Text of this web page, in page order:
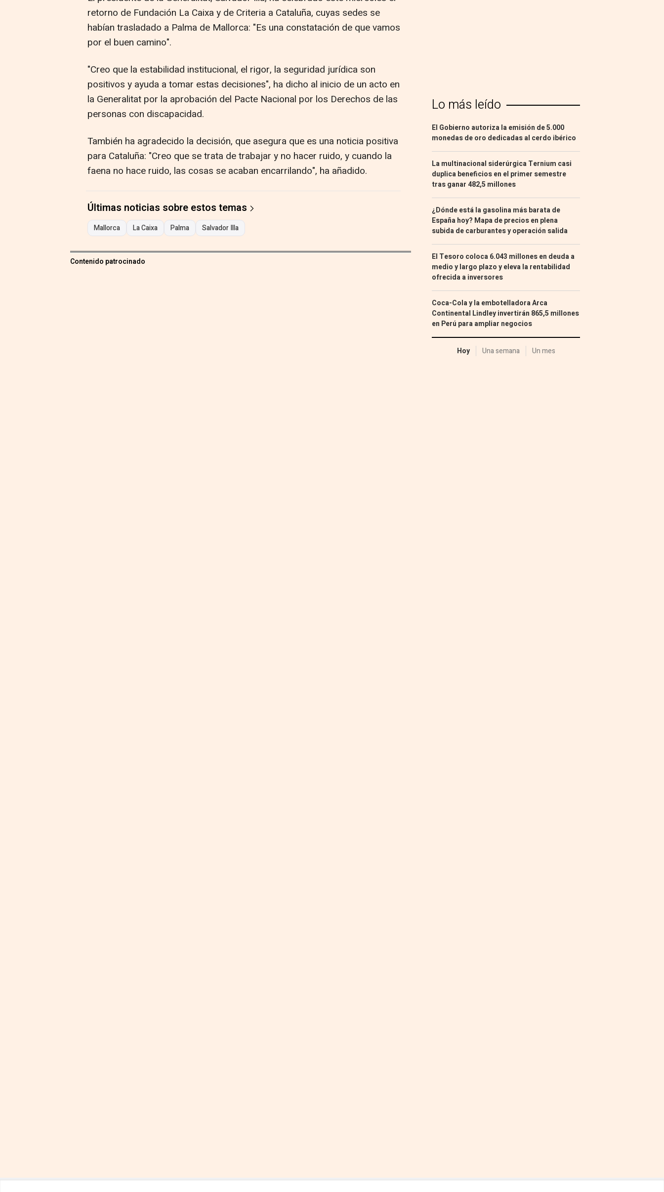
retorno de Fundación La Caixa y de Criteria a Cataluña, cuyas sedes se
habían trasladado a Palma de Mallorca: "Es una constatación de que vamos
por el buen camino".
"Creo que la estabilidad institucional, el rigor, la seguridad jurídica son
positivos y ayuda a tomar estas decisiones", ha dicho al inicio de un acto en
la Generalitat por la aprobación del Pacte Nacional por los Derechos de las
personas con discapacidad.
También ha agradecido la decisión, que asegura que es una noticia positiva
para Cataluña: "Creo que se trata de trabajar y no hacer ruido, y cuando la
faena no hace ruido, las cosas se acaban encarrilando", ha añadido.
Últimas noticias sobre estos temas
Mallorca La Caixa Palma Salvador Illa
Contenido patrocinado
Lo más leído
El Gobierno autoriza la emisión de 5.000
monedas de oro dedicadas al cerdo ibérico
La multinacional siderúrgica Ternium casi
duplica beneficios en el primer semestre
tras ganar 482,5 millones
¿Dónde está la gasolina más barata de
España hoy? Mapa de precios en plena
subida de carburantes y operación salida
El Tesoro coloca 6.043 millones en deuda a
medio y largo plazo y eleva la rentabilidad
ofrecida a inversores
Coca-Cola y la embotelladora Arca
Continental Lindley invertirán 865,5 millones
en Perú para ampliar negocios
Hoy Una semana Un mes